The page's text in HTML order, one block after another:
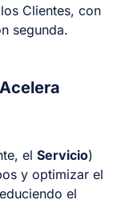
Clientes, con
segunda.
el Servicio)
y optimizar el
el